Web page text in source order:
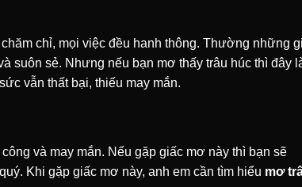
chỉ, mọi việc đều hanh thông. Thường những
suôn sẻ. Nhưng nếu bạn mơ thấy trâu húc thì đây
vẫn thất bại, thiếu may mắn.
và may mắn. Nếu gặp giấc mơ này thì bạn sẽ
Khi gặp giấc mơ này, anh em cần tìm hiểu mơ